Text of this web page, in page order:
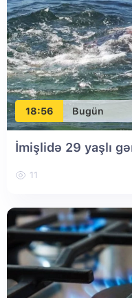
18:56 Bugün
İmişlidə 29 yaşlı
11